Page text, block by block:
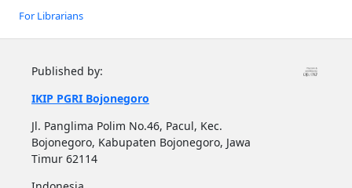
For Librarians
Published by:
IKIP PGRI Bojonegoro
Jl. Panglima Polim No.46, Pacul, Kec.
Bojonegoro, Kabupaten Bojonegoro, Jawa
Timur 62114